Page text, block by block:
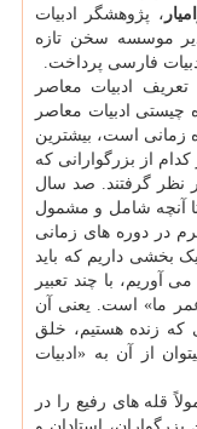
، پژوهشگر ادبیات
موسسه سخن تازه
فارسی پرداخت.
تعریف ادبیات معاصر
چیستی ادبیات معاصر
زمانی است، بیشترین
از بزرگوارانی که
نظر گرفتند. صد سال
آنچه شامل و مشمول
در دوره های زمانی
بخشی داریم که باید
آوریم، با چند تعبیر
عمر ما» است. یعنی آن
که زنده هستیم، خلق
از آن به «ادبیات
قله های رفیع را در